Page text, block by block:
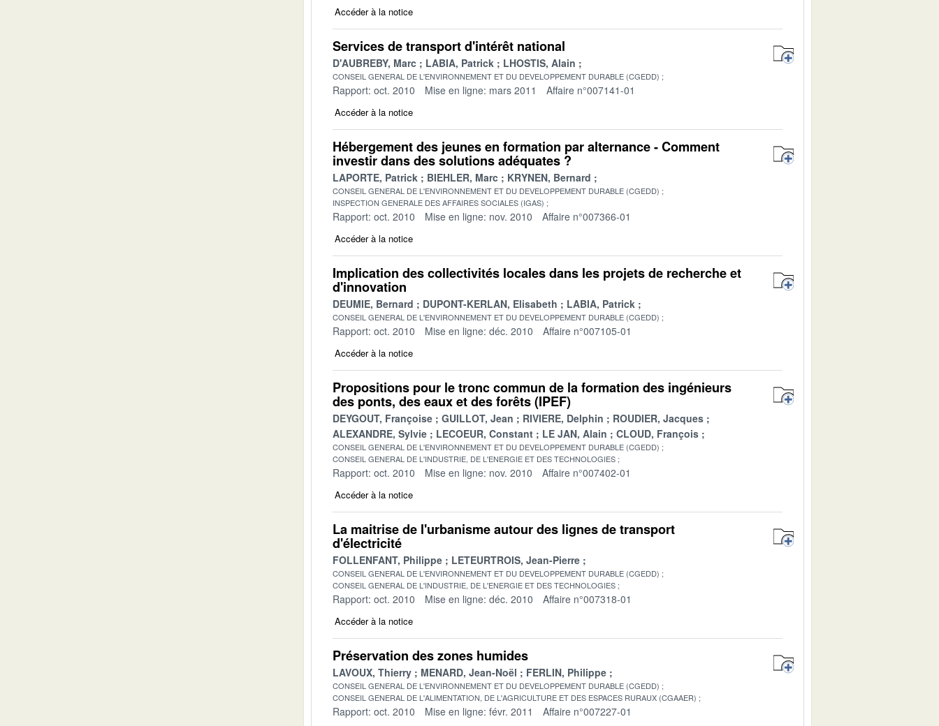
Accéder à la notice
Services de transport d'intérêt national
D'AUBREBY, Marc LABIA, Patrick LHOSTIS, Alain
CONSEIL GENERAL DE L'ENVIRONNEMENT ET DU DEVELOPPEMENT DURABLE (CGEDD)
Rapport: oct. 2010 Mise en ligne: mars 2011 Affaire n°007141-01
Accéder à la notice
Hébergement des jeunes en formation par alternance - Comment
investir dans des solutions adéquates ?
LAPORTE, Patrick BIEHLER, Marc KRYNEN, Bernard
CONSEIL GENERAL DE L'ENVIRONNEMENT ET DU DEVELOPPEMENT DURABLE (CGEDD)
INSPECTION GENERALE DES AFFAIRES SOCIALES (IGAS)
Rapport: oct. 2010 Mise en ligne: nov. 2010 Affaire n°007366-01
Accéder à la notice
Implication des collectivités locales dans les projets de recherche et
d'innovation
DEUMIE, Bernard DUPONT-KERLAN, Elisabeth LABIA, Patrick
CONSEIL GENERAL DE L'ENVIRONNEMENT ET DU DEVELOPPEMENT DURABLE (CGEDD)
Rapport: oct. 2010 Mise en ligne: déc. 2010 Affaire n°007105-01
Accéder à la notice
Propositions pour le tronc commun de la formation des ingénieurs
des ponts, des eaux et des forêts (IPEF)
DEYGOUT, Françoise GUILLOT, Jean RIVIERE, Delphin
ROUDIER, Jacques
ALEXANDRE, Sylvie
LECOEUR, Constant LE JAN, Alain CLOUD, François
CONSEIL GENERAL DE L'ENVIRONNEMENT ET DU DEVELOPPEMENT DURABLE (CGEDD)
CONSEIL GENERAL DE L'INDUSTRIE, DE L'ENERGIE ET DES TECHNOLOGIES
Rapport: oct. 2010 Mise en ligne: nov. 2010 Affaire n°007402-01
Accéder à la notice
La maitrise de l'urbanisme autour des lignes de transport
d'électricité
FOLLENFANT, Philippe LETEURTROIS, Jean-Pierre
CONSEIL GENERAL DE L'ENVIRONNEMENT ET DU DEVELOPPEMENT DURABLE (CGEDD)
CONSEIL GENERAL DE L'INDUSTRIE, DE L'ENERGIE ET DES TECHNOLOGIES
Rapport: oct. 2010 Mise en ligne: déc. 2010 Affaire n°007318-01
Accéder à la notice
Préservation des zones humides
LAVOUX, Thierry MENARD, Jean-Noël FERLIN, Philippe
CONSEIL GENERAL DE L'ENVIRONNEMENT ET DU DEVELOPPEMENT DURABLE (CGEDD)
CONSEIL GENERAL DE L'ALIMENTATION, DE L'AGRICULTURE ET DES ESPACES RURAUX (CGAAER)
Rapport: oct. 2010 Mise en ligne: févr. 2011 Affaire n°007227-01